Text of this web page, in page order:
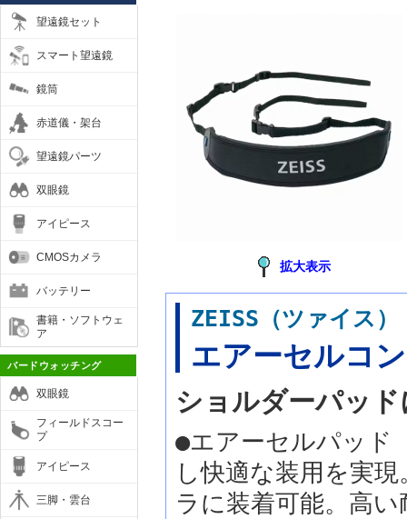
望遠鏡セット
スマート望遠鏡
鏡筒
赤道儀・架台
望遠鏡パーツ
双眼鏡
アイピース
CMOSカメラ
バッテリー
書籍・ソフトウェ
ア
バードウォッチング
双眼鏡
フィールドスコー
プ
アイピース
三脚・雲台
拡大表示
ZEISS（ツァイス
エアーセルコ
ショルダーパッ
●エアーセルパッド
し快適な装用を実
ラに装着可能。高